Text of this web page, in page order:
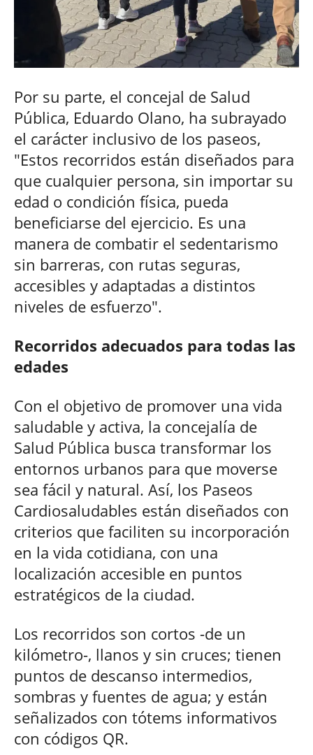
Por su parte, el concejal de Salud
Pública, Eduardo Olano, ha subrayado
el carácter inclusivo de los paseos,
"Estos recorridos están diseñados para
que cualquier persona, sin importar su
edad o condición física, pueda
beneficiarse del ejercicio. Es una
manera de combatir el sedentarismo
sin barreras, con rutas seguras,
accesibles y adaptadas a distintos
niveles de esfuerzo".
Recorridos adecuados para todas las
edades
Con el objetivo de promover una vida
saludable y activa, la concejalía de
Salud Pública busca transformar los
entornos urbanos para que moverse
sea fácil y natural. Así, los Paseos
Cardiosaludables están diseñados con
criterios que faciliten su incorporación
en la vida cotidiana, con una
localización accesible en puntos
estratégicos de la ciudad.
Los recorridos son cortos -de un
kilómetro-, llanos y sin cruces; tienen
puntos de descanso intermedios,
sombras y fuentes de agua; y están
señalizados con tótems informativos
con códigos QR.